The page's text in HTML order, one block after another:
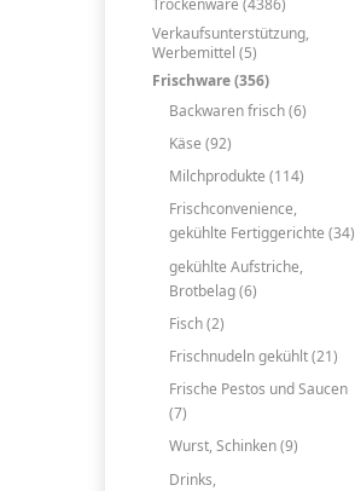
Trockenware (4386)
Verkaufsunterstützung,
Werbemittel (5)
Frischware (356)
Backwaren frisch (6)
Käse (92)
Milchprodukte (114)
Frischconvenience,
gekühlte Fertiggerichte (34)
gekühlte Aufstriche,
Brotbelag (6)
Fisch (2)
Frischnudeln gekühlt (21)
Frische Pestos und Saucen
(7)
Wurst, Schinken (9)
Drinks,